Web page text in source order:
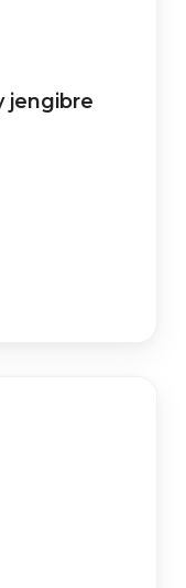
jengibre